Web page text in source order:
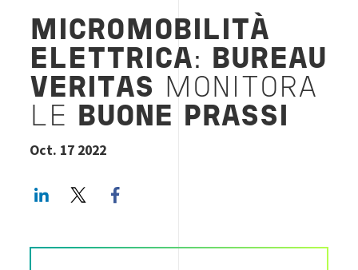
MICROMOBILITÀ
ELETTRICA:
BUREAU
VERITAS
MONITORA
LE
BUONE PRASSI
Oct. 17 2022
LinkedInTwitter